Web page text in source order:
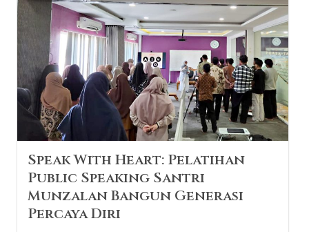
Speak With Heart: Pelatihan
Public Speaking Santri
Munzalan Bangun Generasi
Percaya Diri